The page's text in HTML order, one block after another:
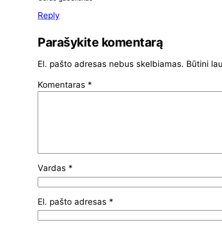
Reply
Parašykite komentarą
El. pašto adresas nebus skelbiamas. Būtini
Komentaras *
Vardas *
El. pašto adresas *